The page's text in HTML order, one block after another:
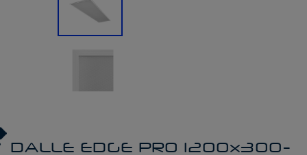
DALLE EDGE PRO 1200x300-